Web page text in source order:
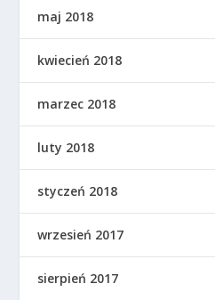
maj 2018
kwiecień 2018
marzec 2018
luty 2018
styczeń 2018
wrzesień 2017
sierpień 2017